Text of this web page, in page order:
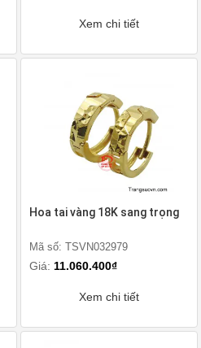
Xem chi tiết
Hoa tai vàng 18K sang trọng
Mã số: TSVN032979
Giá: 11.060.400₫
Xem chi tiết